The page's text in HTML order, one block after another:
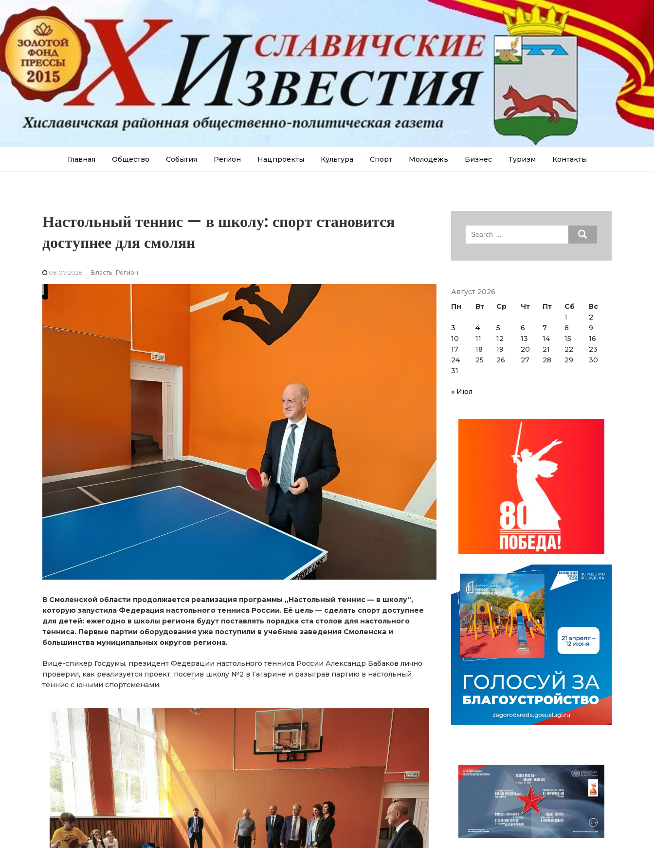
Главная Общество События Регион Нацпроекты Культура Спорт Молодежь Бизнес Туризм Контакты
Настольный теннис — в школу: спорт становится
доступнее для смолян
08.07.2026 Власть Регион
В Смоленской области продолжается реализация программы „Настольный теннис — в школу“,
которую запустила Федерация настольного тенниса России. Её цель — сделать спорт доступнее
для детей: ежегодно в школы региона будут поставлять порядка ста столов для настольного
тенниса. Первые партии оборудования уже поступили в учебные заведения Смоленска и
большинства муниципальных округов региона.
Вице-спикер Госдумы, президент Федерации настольного тенниса России Александр Бабаков лично
проверил, как реализуется проект, посетив школу №2 в Гагарине и разыграв партию в настольный
теннис с юными спортсменами.
Search
Август 2026
Пн
Вт Ср Чт Пт Сб
Вс
1
2
3
4 5 6 7 8
9
10
11 12 13 14 15
16
17
18 19 20 21 22
23
24
25 26 27 28 29
30
31
« Июл